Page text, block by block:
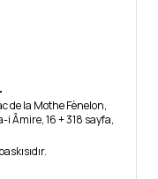
de la Mothe Fènelon,
Âmire, 16 + 318 sayfa,